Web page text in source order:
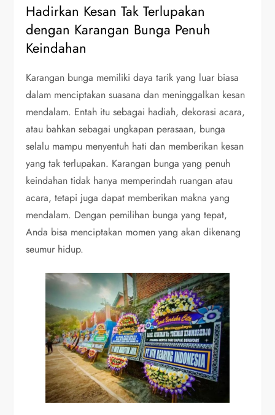
Hadirkan Kesan Tak Terlupakan
dengan Karangan Bunga Penuh
Keindahan
Karangan bunga memiliki daya tarik yang luar biasa
dalam menciptakan suasana dan meninggalkan kesan
mendalam. Entah itu sebagai hadiah, dekorasi acara,
atau bahkan sebagai ungkapan perasaan, bunga
selalu mampu menyentuh hati dan memberikan kesan
yang tak terlupakan. Karangan bunga yang penuh
keindahan tidak hanya memperindah ruangan atau
acara, tetapi juga dapat memberikan makna yang
mendalam. Dengan pemilihan bunga yang tepat,
Anda bisa menciptakan momen yang akan dikenang
seumur hidup.